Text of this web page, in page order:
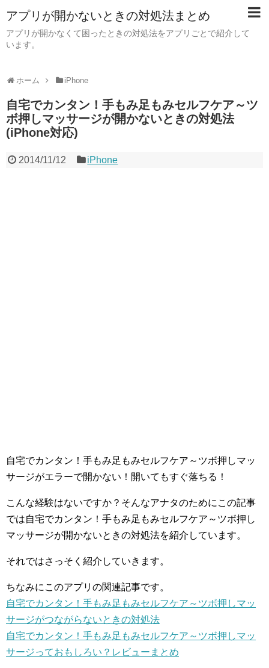
アプリが開かないときの対処法まとめ
アプリが開かなくて困ったときの対処法をアプリごとで紹介して
います。
ホーム iPhone
自宅でカンタン！手もみ足もみセルフケア～ツ
ボ押しマッサージが開かないときの対処法
(iPhone対応)
2014/11/12 iPhone
自宅でカンタン！手もみ足もみセルフケア～ツボ押しマッ
サージがエラーで開かない！開いてもすぐ落ちる！
こんな経験はないですか？そんなアナタのためにこの記事
では自宅でカンタン！手もみ足もみセルフケア～ツボ押し
マッサージが開かないときの対処法を紹介しています。
それではさっそく紹介していきます。
ちなみにこのアプリの関連記事です。
自宅でカンタン！手もみ足もみセルフケア～ツボ押しマッ
サージがつながらないときの対処法
自宅でカンタン！手もみ足もみセルフケア～ツボ押しマッ
サージっておもしろい？レビューまとめ